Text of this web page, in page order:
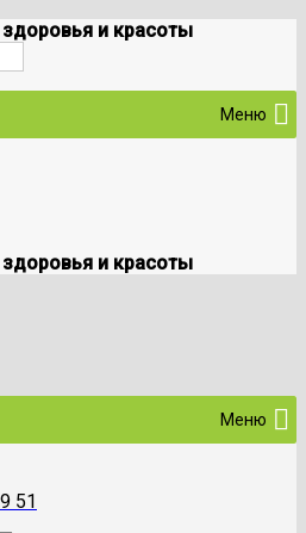
и красоты
Меню
и красоты
Меню
51